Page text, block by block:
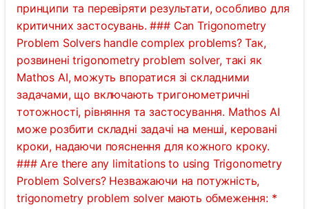
принципи та перевіряти результати, особливо для
критичних застосувань. ### Can Trigonometry
Problem Solvers handle complex problems? Так,
розвинені trigonometry problem solver, такі як
Mathos AI, можуть впоратися зі складними
задачами, що включають тригонометричні
тотожності, рівняння та застосування. Mathos AI
може розбити складні задачі на менші, керовані
кроки, надаючи пояснення для кожного кроку.
### Are there any limitations to using Trigonometry
Problem Solvers? Незважаючи на потужність,
trigonometry problem solver мають обмеження: *